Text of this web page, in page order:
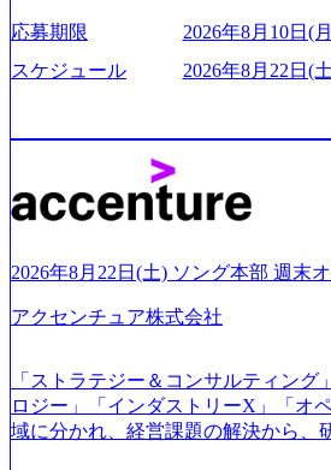
以上の事業を展開する オールインハ
ており社内で新しい事業開発などの
本経営をとっており、事業創造の自由
s/20240925162633_7242d0de-3e54-
0x644.webp レバレジーズ株式会社 会
kerdeck.com/leverages/leverages-hui-
cai-yong-xiang-ke) 「働く人」「事業
ー」など、レバレジーズのリアルを
「外国人留学生等受入環境整備事業
s://prtimes.jp/main/html/rd/p/
ジーズ、モチベーション管理システ
m/@leveragesCh) レバレジーズで活
管理職種編 〜 (https://
UI) レバレジーズで活躍するメンバ
応募期限
2026年8月10日(
スケジュール
2026年8月22日(
2026年8月22日(土) ソング本部 週末
アクセンチュア株式会社
「ストラテジー＆コンサルティング
ロジー」「インダストリーX」「オ
域に分かれ、経営課題の解決から、